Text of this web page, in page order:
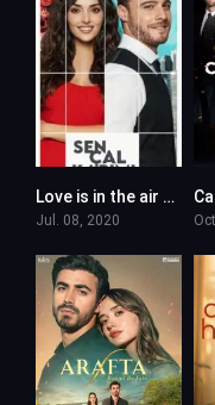
Love is in the air – Sen Cal Kapimi en VF
Jul. 08, 2020